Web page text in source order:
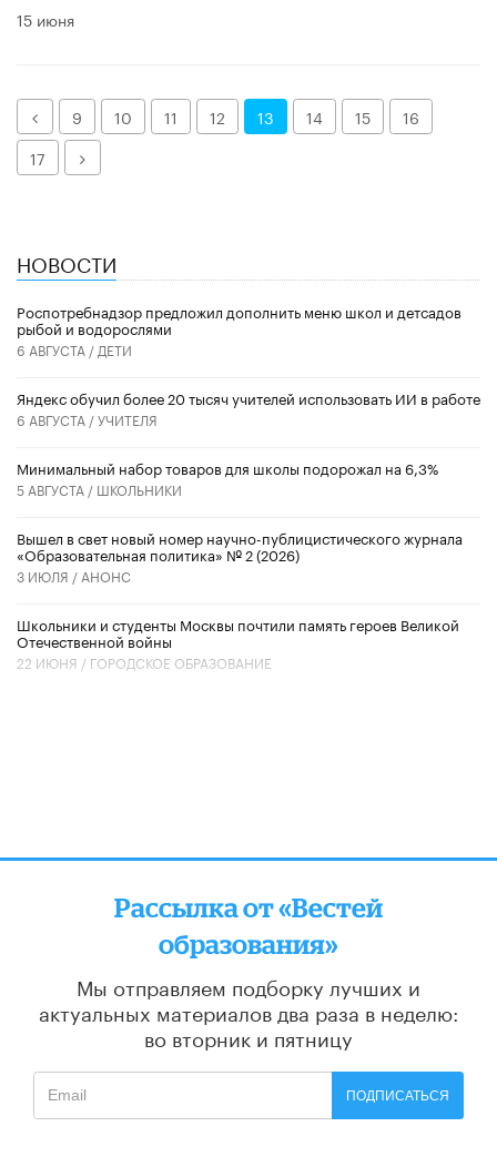
15 июня
Назад
9 10 11 12 13 14 15
16
17
Далее
НОВОСТИ
Роспотребнадзор предложил дополнить меню школ и детсадов
рыбой и водорослями
6 АВГУСТА / ДЕТИ
​Яндекс обучил более 20 тысяч учителей использовать ИИ в работе
6 АВГУСТА /УЧИТЕЛЯ
Минимальный набор товаров для школы подорожал на 6,3%
5 АВГУСТА / ШКОЛЬНИКИ
Вышел в свет новый номер научно-публицистического журнала
«Образовательная политика» № 2 (2026)
3 ИЮЛЯ / АНОНС
Школьники и студенты Москвы почтили память героев Великой
Отечественной войны
22 ИЮНЯ / ГОРОДСКОЕ ОБРАЗОВАНИЕ
Рассылка от «Вестей
образования»
Мы отправляем подборку лучших и
актуальных материалов два раза в неделю:
во вторник и пятницу
ПОДПИСАТЬСЯ